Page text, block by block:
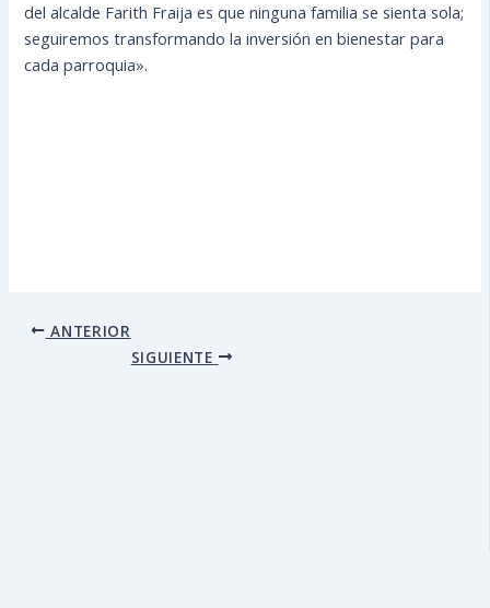
del alcalde Farith Fraija es que ninguna familia se sienta sola;
seguiremos transformando la inversión en bienestar para
cada parroquia».
ANTERIOR
SIGUIENTE